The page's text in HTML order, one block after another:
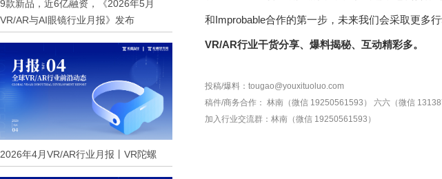
9款新品，近6亿融资，《2026年5月
VR/AR与AI眼镜行业月报》发布
2026年4月VR/AR行业月报丨VR陀螺
和Improbable合作的第一步，未来我们会采取更多
VR/AR行业干货分享、爆料揭秘、互动精彩多。
投稿/爆料：tougao@youxituoluo.com
稿件/商务合作： 林南（微信 19250561593）
六六（微信
加入行业交流群： 林南（微信 19250561593）